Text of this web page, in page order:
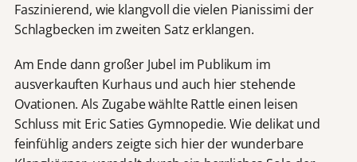
Faszinierend, wie klangvoll die vielen Pianissimi der
Schlagbecken im zweiten Satz erklangen.
Am Ende dann großer Jubel im Publikum im
ausverkauften Kurhaus und auch hier stehende
Ovationen. Als Zugabe wählte Rattle einen leisen
Schluss mit Eric Saties Gymnopedie. Wie delikat und
feinfühlig anders zeigte sich hier der wunderbare